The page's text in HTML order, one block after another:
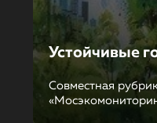
Устойчивые
Совместная